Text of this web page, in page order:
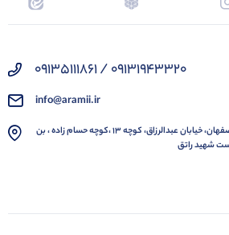
09131943320 / 09135111861
info@aramii.ir
اصفهان، خیابان عبدالرزاق، کوچه 13 ،کوچه حسام زاده ، بن
شهید راتق